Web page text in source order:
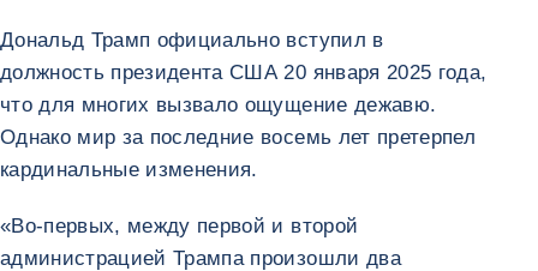
Дональд Трамп официально вступил в
должность президента США 20 января 2025 года,
что для многих вызвало ощущение дежавю.
Однако мир за последние восемь лет претерпел
кардинальные изменения.
«Во-первых, между первой и второй
администрацией Трампа произошли два